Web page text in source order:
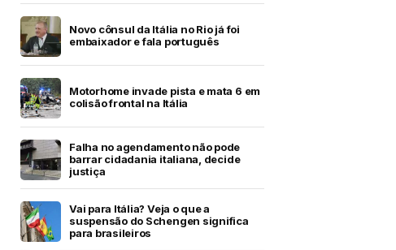
Novo cônsul da Itália no Rio já foi
embaixador e fala português
Motorhome invade pista e mata 6 em
colisão frontal na Itália
Falha no agendamento não pode
barrar cidadania italiana, decide
justiça
Vai para Itália? Veja o que a
suspensão do Schengen significa
para brasileiros